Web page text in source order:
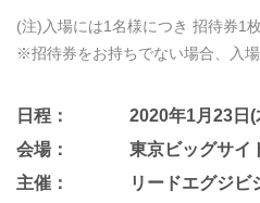
(注)入場には1名様につき 招待券1
※招待券をお持ちでない場合、入
日程：
2020年1月23日(
会場：
東京ビッグサイ
主催：
リードエグジビ